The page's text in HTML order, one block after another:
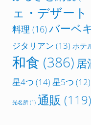
ェ・デザート
料理 (16)バーベ
ジタリアン (13) ホテ
和食 (386) 居
星4つ (14) 星5つ (12)
光名所(1) 通販 (119)